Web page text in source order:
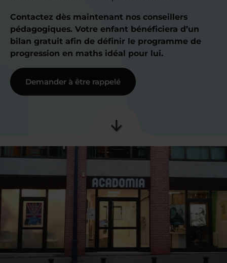
Contactez dès maintenant nos conseillers
pédagogiques. Votre enfant bénéficiera d’un
bilan gratuit afin de définir le programme de
progression en maths idéal pour lui.
Demander à être rappelé